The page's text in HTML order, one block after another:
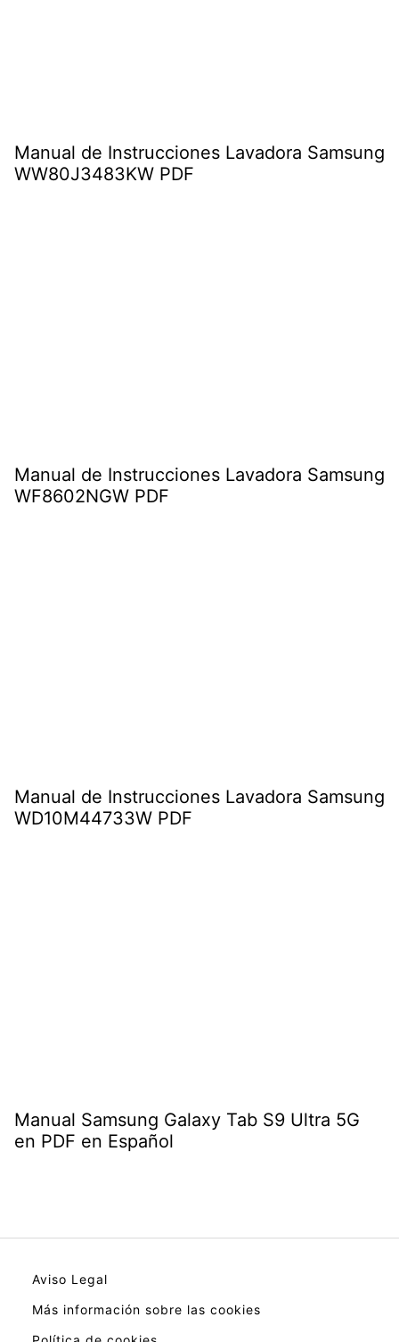
Manual de Instrucciones Lavadora Samsung
WW80J3483KW PDF
Manual de Instrucciones Lavadora Samsung
WF8602NGW PDF
Manual de Instrucciones Lavadora Samsung
WD10M44733W PDF
Manual Samsung Galaxy Tab S9 Ultra 5G
en PDF en Español
Aviso Legal
Más información sobre las cookies